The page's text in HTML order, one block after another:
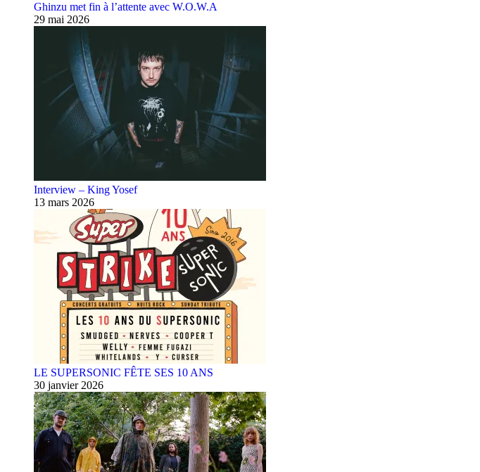
Ghinzu met fin à l’attente avec W.O.W.A
29 mai 2026
Interview – King Yosef
13 mars 2026
LE SUPERSONIC FÊTE SES 10 ANS
30 janvier 2026